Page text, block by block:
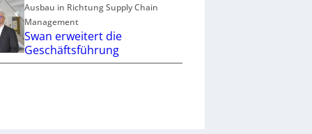
Ausbau in Richtung Supply Chain
Management
Swan erweitert die
Geschäftsführung